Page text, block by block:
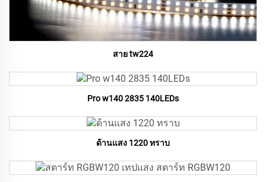
สาย tw224
Pro w140 2835 140LEDs
ด้านแสง 1220 ทราบ